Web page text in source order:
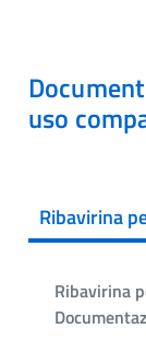
uso
Ribavirina
Ribavirina